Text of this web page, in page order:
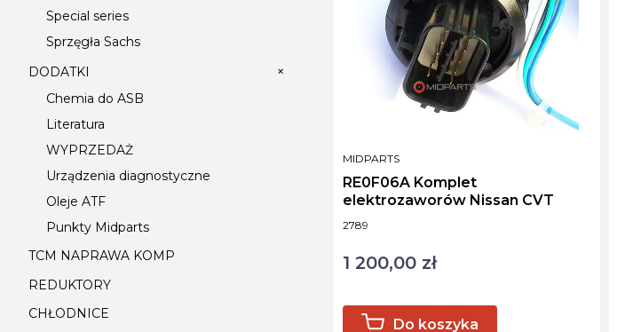
Special series
Sprzęgła Sachs
DODATKI
+
Chemia do ASB
Literatura
WYPRZEDAŻ
Urządzenia diagnostyczne
Oleje ATF
Punkty Midparts
TCM NAPRAWA KOMP
REDUKTORY
CHŁODNICE
Kod produktu
2789
RE0F06A Komplet
elektrozaworów Nissan CVT
PRODUCENT
MIDPARTS
Cena
1 200,00 zł
Do koszyka